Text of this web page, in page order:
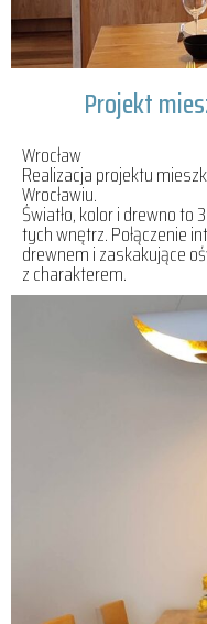
Projekt
Wrocław
Realizacja projektu
Wrocławiu.
Światło, kolor i drewno
tych wnętrz. Połączenie
drewnem i zaskakujące
z charakterem.